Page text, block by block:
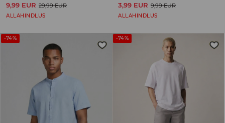
9,99 EUR 29,99 EUR
ALLAHINDLUS
3,99 EUR 9,99 EUR
ALLAHINDLUS
-74% -74%